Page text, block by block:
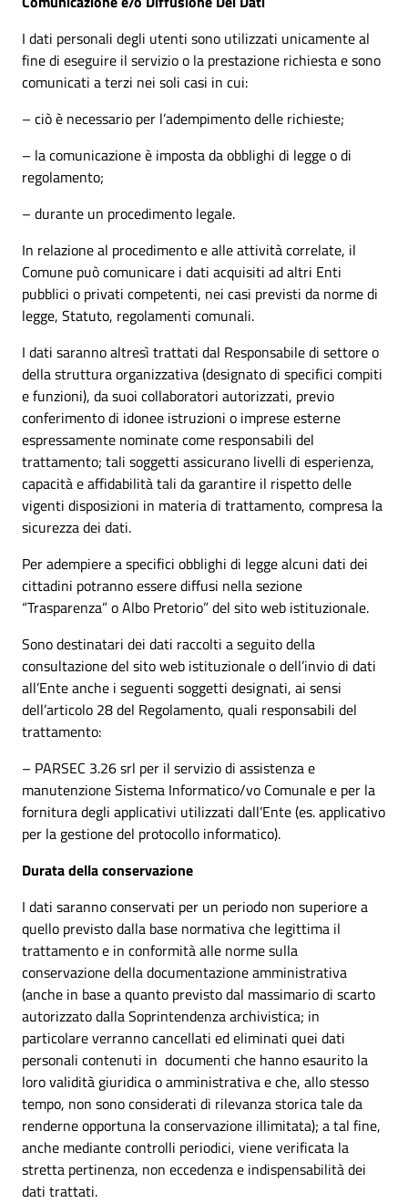
I dati personali degli utenti sono utilizzati unicamente al
fine di eseguire il servizio o la prestazione richiesta e sono
comunicati a terzi nei soli casi in cui:
– ciò è necessario per l’adempimento delle richieste;
– la comunicazione è imposta da obblighi di legge o di
regolamento;
– durante un procedimento legale.
In relazione al procedimento e alle attività correlate, il
Comune può comunicare i dati acquisiti ad altri Enti
pubblici o privati competenti, nei casi previsti da norme di
legge, Statuto, regolamenti comunali.
I dati saranno altresì trattati dal Responsabile di settore o
della struttura organizzativa (designato di specifici compiti
e funzioni), da suoi collaboratori autorizzati, previo
conferimento di idonee istruzioni o imprese esterne
espressamente nominate come responsabili del
trattamento; tali soggetti assicurano livelli di esperienza,
capacità e affidabilità tali da garantire il rispetto delle
vigenti disposizioni in materia di trattamento, compresa la
sicurezza dei dati.
Per adempiere a specifici obblighi di legge alcuni dati dei
cittadini potranno essere diffusi nella sezione
“Trasparenza” o Albo Pretorio” del sito web istituzionale.
Sono destinatari dei dati raccolti a seguito della
consultazione del sito web istituzionale o dell’invio di dati
all’Ente anche i seguenti soggetti designati, ai sensi
dell’articolo 28 del Regolamento, quali responsabili del
trattamento:
– PARSEC 3.26 srl per il servizio di assistenza e
manutenzione Sistema Informatico/vo Comunale e per la
fornitura degli applicativi utilizzati dall’Ente (es. applicativo
per la gestione del protocollo informatico).
Durata della conservazione
I dati saranno conservati per un periodo non superiore a
quello previsto dalla base normativa che legittima il
trattamento e in conformità alle norme sulla
conservazione della documentazione amministrativa
(anche in base a quanto previsto dal massimario di scarto
autorizzato dalla Soprintendenza archivistica; in
particolare verranno cancellati ed eliminati quei dati
personali contenuti in documenti che hanno esaurito la
loro validità giuridica o amministrativa e che, allo stesso
tempo, non sono considerati di rilevanza storica tale da
renderne opportuna la conservazione illimitata); a tal fine,
anche mediante controlli periodici, viene verificata la
stretta pertinenza, non eccedenza e indispensabilità dei
dati trattati.